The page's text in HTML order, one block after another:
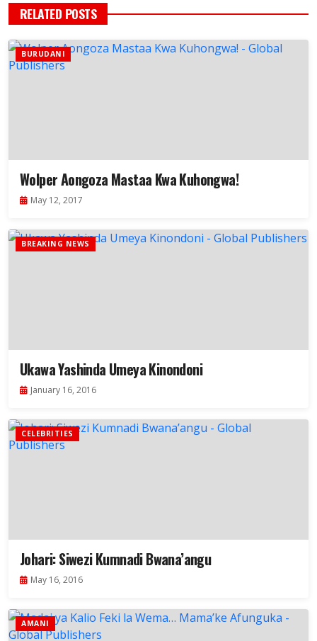
RELATED POSTS
BURUDANI
Wolper Aongoza Mastaa Kwa Kuhongwa!
May 12, 2017
BREAKING NEWS
Ukawa Yashinda Umeya Kinondoni
January 16, 2016
CELEBRITIES
Johari: Siwezi Kumnadi Bwana’angu
May 16, 2016
AMANI